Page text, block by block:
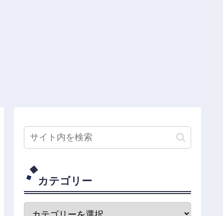
カテゴリー